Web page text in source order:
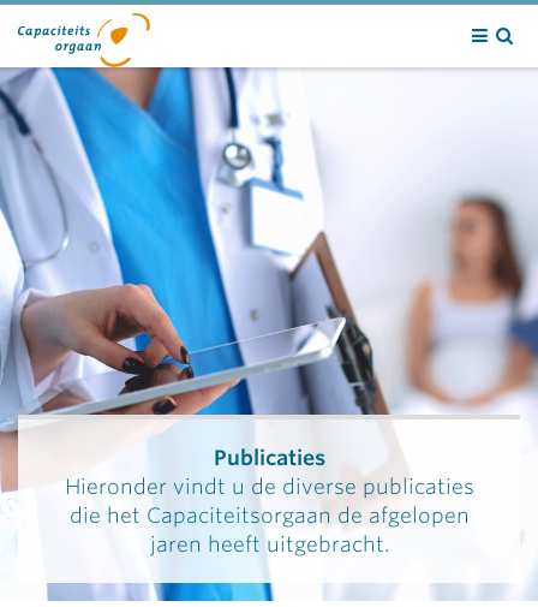
Publicaties
Hieronder vindt u de diverse publicaties
die het Capaciteitsorgaan de afgelopen
jaren heeft uitgebracht.